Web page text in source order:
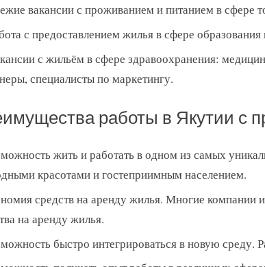
вакансии с проживанием и питанием в сфере
с предоставлением жилья в сфере
с жильём в сфере здравоохранения:
специалисты по маркетингу.
работы в Якутии с
жить и работать в одном из самых
красотами и гостеприимным населением.
средств на аренду жилья. Многие компании
на аренду жилья.
быстро интегрироваться в новую среду.